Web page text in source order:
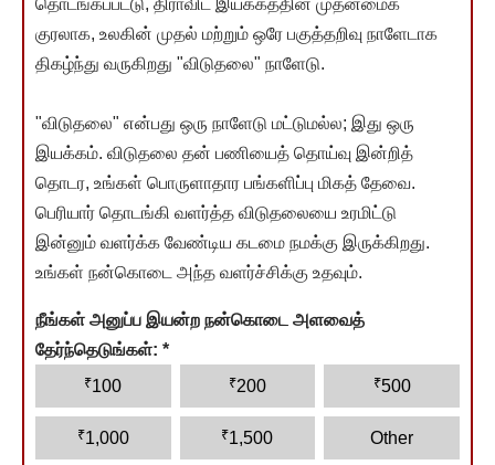
தொடங்கப்பட்டு, திராவிட இயக்கத்தின் முதன்மைக்
குரலாக, உலகின் முதல் மற்றும் ஒரே பகுத்தறிவு நாளேடாக
திகழ்ந்து வருகிறது "விடுதலை" நாளேடு.
"விடுதலை" என்பது ஒரு நாளேடு மட்டுமல்ல; இது ஒரு
இயக்கம். விடுதலை தன் பணியைத் தொய்வு இன்றித்
தொடர, உங்கள் பொருளாதார பங்களிப்பு மிகத் தேவை.
பெரியார் தொடங்கி வளர்த்த விடுதலையை உரமிட்டு
இன்னும் வளர்க்க வேண்டிய கடமை நமக்கு இருக்கிறது.
உங்கள் நன்கொடை அந்த வளர்ச்சிக்கு உதவும்.
நீங்கள் அனுப்ப இயன்ற நன்கொடை அளவைத்
தேர்ந்தெடுங்கள்: *
₹100 ₹200 ₹500
₹1,000 ₹1,500 Other